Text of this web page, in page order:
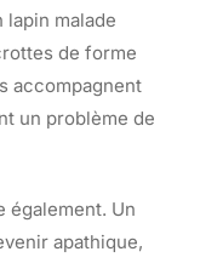
malade
de forme
accompagnent
un problème de
également. Un
apathique,